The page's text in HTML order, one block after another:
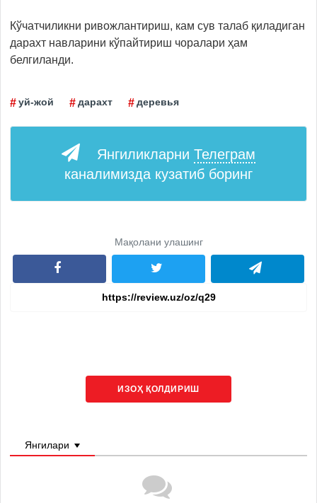
Кўчатчиликни ривожлантириш, кам сув талаб қиладиган
дарахт навларини кўпайтириш чоралари ҳам
белгиланди.
уй-жой дарахт деревья
Янгиликларни Телеграм
каналимизда кузатиб боринг
Мақолани улашинг
ИЗОҲ ҚОЛДИРИШ
Янгилари